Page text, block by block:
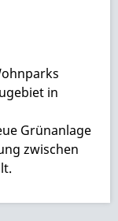
in
Grünanlage
zwischen